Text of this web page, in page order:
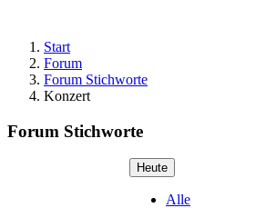
Start
Forum
Forum Stichworte
Konzert
Forum Stichworte
Heute
Alle